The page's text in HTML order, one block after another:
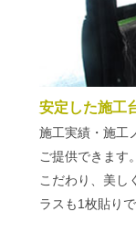
安定した施工
施工実績・施工
ご提供できます
こだわり、美し
ラスも1枚貼り